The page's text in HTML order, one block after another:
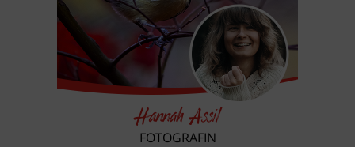
Hannah Assil
FOTOGRAFIN